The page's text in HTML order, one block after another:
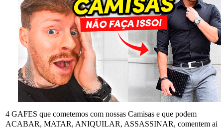
4 GAFES que cometemos com nossas Camisas e que podem
ACABAR, MATAR, ANIQUILAR, ASSASSINAR, comentem ai